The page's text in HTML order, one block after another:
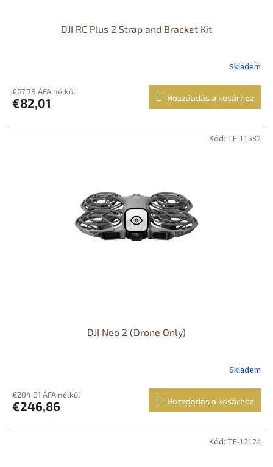
DJI RC Plus 2 Strap and Bracket Kit
Skladem
€67,78 ÁFA nélkül
€82,01 Hozzáadás a kosárhoz
DJI Neo 2 (Drone Only)
Skladem
€204,01 ÁFA nélkül
€246,86 Hozzáadás a kosárhoz
Kód: TE-11582
Kód: TE-12124